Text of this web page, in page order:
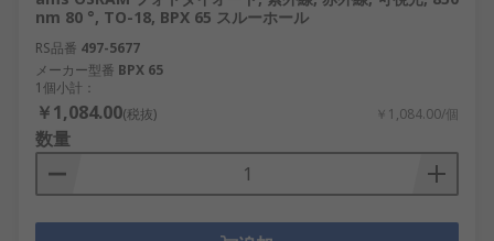
nm 80 °, TO-18, BPX 65 スルーホール
RS品番 497-5677
メーカー型番 BPX 65
1個小計：
￥1,084.00(税抜) ￥1,084.00/個
数量